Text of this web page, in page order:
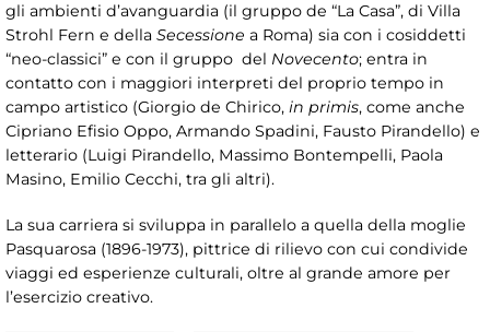
gli ambienti d’avanguardia (il gruppo de “La Casa”, di Villa
Strohl Fern e della Secessione a Roma) sia con i cosiddetti
“neo-classici” e con il gruppo del Novecento; entra in
contatto con i maggiori interpreti del proprio tempo in
campo artistico (Giorgio de Chirico, in primis, come anche
Cipriano Efisio Oppo, Armando Spadini, Fausto Pirandello) e
letterario (Luigi Pirandello, Massimo Bontempelli, Paola
Masino, Emilio Cecchi, tra gli altri).
La sua carriera si sviluppa in parallelo a quella della moglie
Pasquarosa (1896-1973), pittrice di rilievo con cui condivide
viaggi ed esperienze culturali, oltre al grande amore per
l’esercizio creativo.